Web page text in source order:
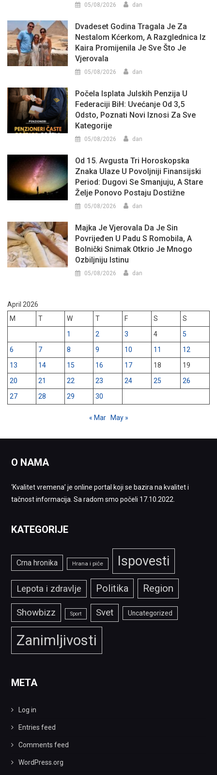
05/08/2026 dan
Dvadeset Godina Tragala Je Za
Nestalom Kćerkom, A Razglednica Iz
Kaira Promijenila Je Sve Što Je
Vjerovala
05/08/2026 dan
Počela Isplata Julskih Penzija U
Federaciji BiH: Uvećanje Od 3,5
Odsto, Poznati Novi Iznosi Za Sve
Kategorije
05/08/2026 dan
Od 15. Avgusta Tri Horoskopska
Znaka Ulaze U Povoljniji Finansijski
Period: Dugovi Se Smanjuju, A Stare
Želje Ponovo Postaju Dostižne
05/08/2026 dan
Majka Je Vjerovala Da Je Sin
Povrijeđen U Padu S Romobila, A
Bolnički Snimak Otkrio Je Mnogo
Ozbiljniju Istinu
05/08/2026 dan
April 2026
M
T W T F S
S
1
2 3 4
5
6
7 8 9 10 11
12
13
14 15 16 17 18
19
20
21 22 23 24 25
26
27
28 29 30
« Mar May »
O NAMA
‘Kvalitet vremena’ je online portal koji se bazira na kvalitet i
tačnost informacija. Sa radom smo počeli 17.10.2022.
KATEGORIJE
Crna hronika Hrana i piće Ispovesti
Lepota i zdravlje Politika Region
Showbizz Sport Svet Uncategorized
Zanimljivosti
META
Log in
Entries feed
Comments feed
WordPress.org